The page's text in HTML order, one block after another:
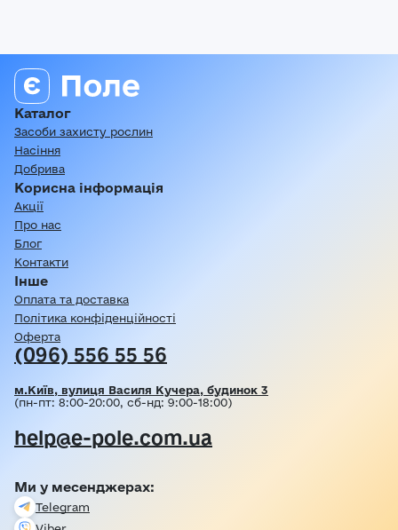
Каталог
Засоби захисту рослин
Насіння
Добрива
Корисна інформація
Акції
Про нас
Блог
Контакти
Інше
Оплата та доставка
Політика конфіденційності
Оферта
(096) 556 55 56
м.Київ, вулиця Василя Кучера, будинок 3
(пн-пт: 8:00-20:00, сб-нд: 9:00-18:00)
help@e-pole.com.ua
Ми у месенджерах:
Telegram